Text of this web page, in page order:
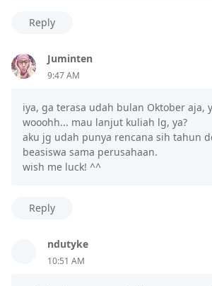
Reply
Juminten
9:47 AM
iya, ga terasa udah bulan Oktober aja,
wooohh... mau lanjut kuliah lg, ya?
aku jg udah punya rencana sih tahun
beasiswa sama perusahaan.
wish me luck! ^^
Reply
ndutyke
10:51 AM